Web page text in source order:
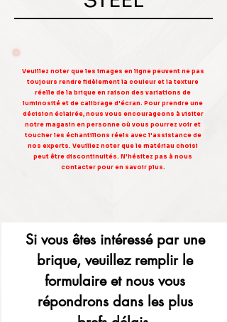
Veuillez noter que les images en ligne peuvent ne pas
toujours rendre fidèlement la couleur et la texture
réelle de la brique en raison des variations de
luminosité et de calibrage d'écran. Pour prendre une
décision éclairée, nous vous encourageons à visiter
notre magasin en personne où vous pourrez voir et
toucher les échantillons réels avec l'assistance de
nos experts. Veuillez noter que le matériau choisi
peut être discontinuités. N'hésitez pas à nous
contacter pour en savoir plus.
Si vous êtes intéressé par une
brique, veuillez remplir le
formulaire et nous vous
répondrons dans les plus